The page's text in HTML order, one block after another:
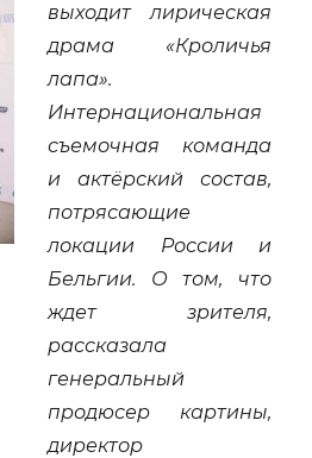
выходит лирическая
драма «Кроличья
лапа».
Интернациональная
съемочная команда
и актёрский состав,
потрясающие
локации России и
Бельгии. О том, что
ждет зрителя,
рассказала
генеральный
продюсер картины,
директор